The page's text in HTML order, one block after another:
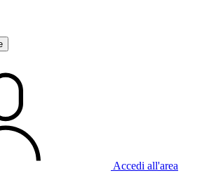
Accedi all'area